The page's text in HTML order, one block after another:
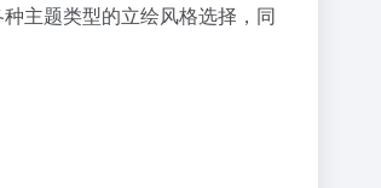
主题类型的立绘风格选择，同